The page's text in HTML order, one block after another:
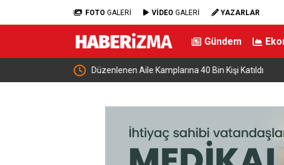
FOTO GALERİ VİDEO GALERİ YAZARLAR
Gündem
Bakan Uraloğlu, Kayseri’de gençlerle buluştu